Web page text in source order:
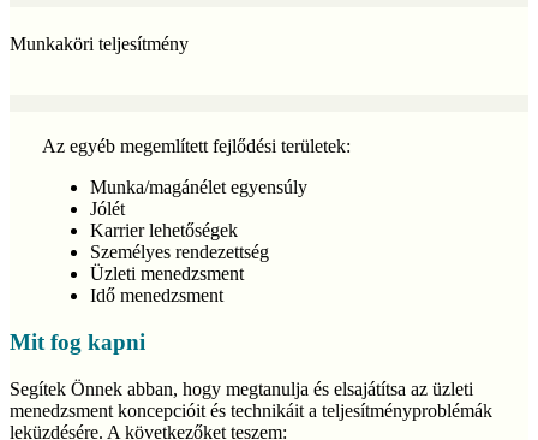
Munkaköri teljesítmény
Az egyéb megemlített fejlődési területek:
Munka/magánélet egyensúly
Jólét
Karrier lehetőségek
Személyes rendezettség
Üzleti menedzsment
Idő menedzsment
Mit fog kapni
Segítek Önnek abban, hogy megtanulja és elsajátítsa az üzleti
menedzsment koncepcióit és technikáit a teljesítményproblémák
leküzdésére. A következőket teszem: